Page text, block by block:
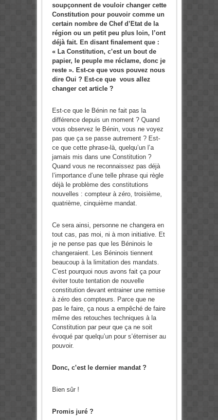
soupçonnent de vouloir changer cette
Constitution pour pouvoir comme un
certain nombre de Chef d’Etat de la
région ou un petit peu plus loin, l’ont
déjà fait. En disant finalement que :
« La Constitution, c’est un bout de
papier, le peuple me réclame, donc je
reste ». Est-ce que vous pouvez nous
dire Oui ? Est-ce que vous allez
changer cet article ?
Est-ce que le Bénin ne fait pas la
différence depuis un moment ? Quand
vous observez le Bénin, vous ne voyez
pas que ça se passe autrement ? Est-
ce que cette phrase-là, quelqu’un l’a
jamais mis dans une Constitution ?
Quand vous ne reconnaissez pas déjà
l’importance d’une telle phrase qui règle
déjà le problème des constitutions
nouvelles : compteur à zéro, troisième,
quatrième, cinquième mandat.
Ce sera ainsi, personne ne changera en
tout cas, pas moi, ni à mon initiative. Et
je ne pense pas que les Béninois le
changeraient. Les Béninois tiennent
beaucoup à la limitation des mandats.
C’est pourquoi nous avons fait ça pour
éviter toute tentation de nouvelle
constitution devant entrainer une remise
à zéro des compteurs. Parce que ne
pas le faire, ça nous a empêché de faire
même des retouches techniques à la
Constitution par peur que ça ne soit
évoqué par quelqu’un pour s’éterniser au
pouvoir.
Donc, c’est le dernier mandat ?
Bien sûr !
Promis juré ?